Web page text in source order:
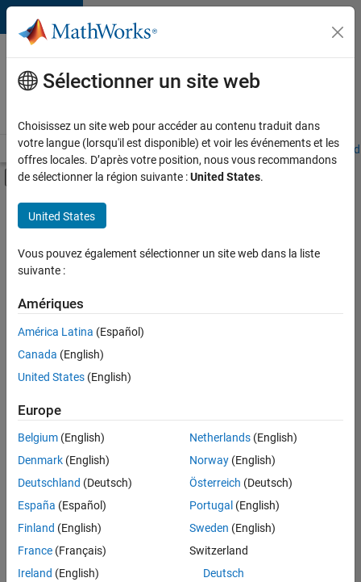
Passer au contenu
Votre
carrière
chez
Accueil Explorer nos opportunités Adresses de nos bureaux
Activer/désactiver l'affichage du menu
Contenu principal
FILTRER PAR
Programme destiné aux nouvelles carrières (EDG)
Support avancé
Applications et outils commerciaux
Actuellement,
aucune
offre
d'emploi
correspondant
à vos
critères
de
recherche.
Vous
pouvez
élargir
votre
recherche
Sélectionner un site web
Choisissez un site web pour accéder au contenu traduit dans
votre langue (lorsqu'il est disponible) et voir les événements et les
offres locales. D’après votre position, nous vous recommandons
de sélectionner la région suivante :United States.
United States
Vous pouvez également sélectionner un site web dans la liste
suivante :
Amériques
América Latina (Español)
Canada (English)
United States (English)
Europe
Belgium (English)
Denmark (English)
Deutschland (Deutsch)
España (Español)
Finland (English)
France (Français)
Ireland (English)
Netherlands(English)
Norway(English)
Österreich (Deutsch)
Portugal (English)
Sweden (English)
Switzerland
Deutsch